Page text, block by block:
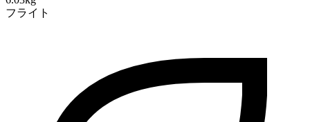
フライト